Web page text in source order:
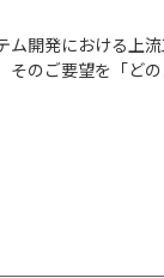
開発における上流
そのご要望を「ど